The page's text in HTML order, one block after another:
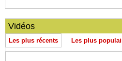
Vidéos
Les plus récents Les plus